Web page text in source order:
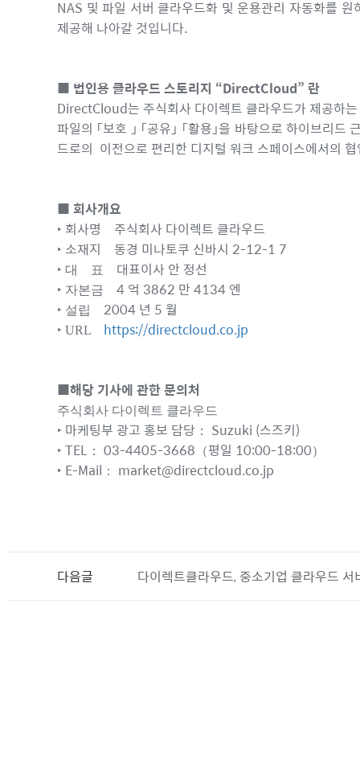
NAS 및 파일 서버 클라우드화 및 운용관리 자동화를
제공해 나아갈 것입니다.
■ 법인용 클라우드 스토리지 “DirectCloud” 란
DirectCloud는 주식회사 다이렉트 클라우드가 제공하
파일의 「보호 」 「공유」 「활용」을 바탕으로 하이브
드로의 이전으로 편리한 디지털 워크 스페이스에서의
■ 회사개요
‣ 회사명 주식회사 다이렉트 클라우드
‣ 소재지 동경 미나토쿠 신바시 2-12-1 7
‣ 대 표 대표이사 안 정선
‣ 자본금 4 억 3862 만 4134 엔
‣ 설립 2004 년 5 월
‣ URL https://directcloud.co.jp
■해당 기사에 관한 문의처
주식회사 다이렉트 클라우드
‣ 마케팅부 광고 홍보 담당： Suzuki (스즈키)
‣ TEL： 03-4405-3668（평일 10:00-18:00）
‣ E-Mail： market@directcloud.co.jp
다음글 다이렉트클라우드, 중소기업 클라우드